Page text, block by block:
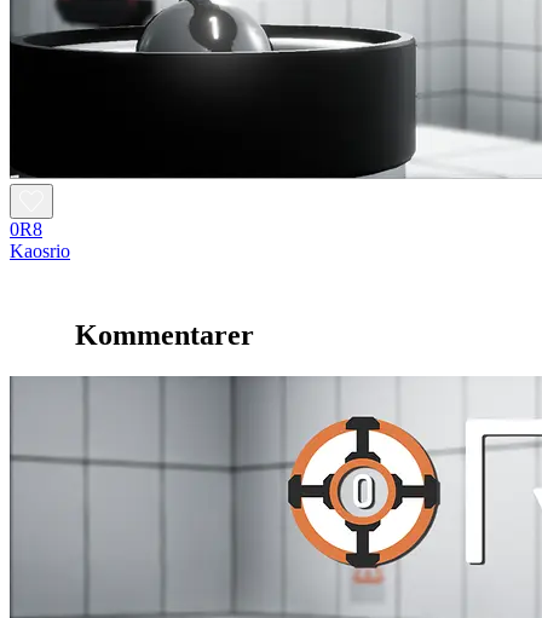
0R8
Kaosrio
Kommentarer